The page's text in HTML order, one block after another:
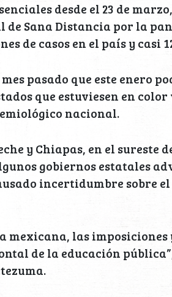
desde el 23 de
Sana Distancia por la
de casos en el país y casi
pasado que este enero
que estuviesen en
nacional.
y Chiapas, en el sureste
gobiernos estatales
incertidumbre sobre
mexicana, las
de la educación